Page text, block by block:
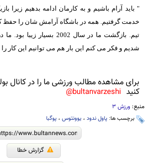
‏" باید آرام باشیم و به کارمان ادامه بدهیم زیرا
خدمت گرفتیم. همه در ‏باشگاه آرامش شان را حفظ
شدیم و فکر می کنم این بار هم می توانیم این کار را
برای مشاهده مطالب ورزشی ما را در کانال
کنید bultanvarzeshi@
منبع: ورزش 3
برچسب ها: پاول ندود ، یوونتوس ، پوگبا
گزارش خطا